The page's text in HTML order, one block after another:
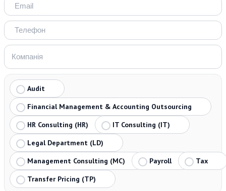
Audit
Financial Management & Accounting Outsourcing
HR Consulting (HR)
IT Consulting (IT)
Legal Department (LD)
Management Consulting (MC)
Payroll
Tax
Transfer Pricing (TP)